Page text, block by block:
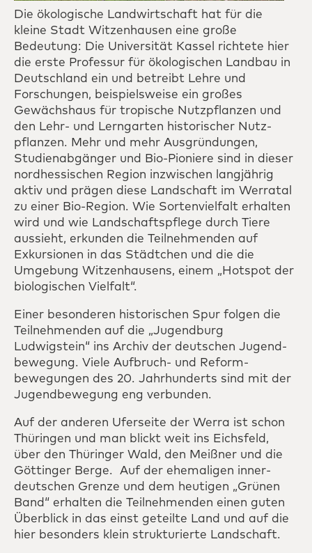
Die ökologische Landwirtschaft hat für die
kleine Stadt Witzen­hausen eine große
Bedeutung: Die Universität Kassel richtete hier
die erste Professur für öko­lo­gischen Land­bau in
Deutsch­land ein und betreibt Lehre und
Forschungen, beispiels­weise ein großes
Gewächs­haus für tropische Nutz­pflanzen und
den Lehr- und Lern­garten historischer Nutz­
pflanzen. Mehr und mehr Aus­gründungen,
Studien­abgänger und Bio-Pioniere sind in dieser
nord­hessischen Region inzwischen langjährig
aktiv und prägen diese Landschaft im Werratal
zu einer Bio-Region. Wie Sorten­vielfalt erhalten
wird und wie Landschafts­pflege durch Tiere
aussieht, erkunden die Teil­nehmenden auf
Exkursionen in das Städtchen und die die
Umgebung Witzenhausens, einem „Hotspot der
biologischen Vielfalt“.
Einer besonderen historischen Spur folgen die
Teilnehmenden auf die „Jugendburg
Ludwigstein“ ins Archiv der deutschen Jugend­
bewegung. Viele Aufbruch- und Reform­
bewegungen des 20. Jahrhunderts sind mit der
Jugend­bewegung eng verbunden.
Auf der anderen Uferseite der Werra ist schon
Thüringen und man blickt weit ins Eichsfeld,
über den Thüringer Wald, den Meißner und die
Göttinger Berge. Auf der ehemaligen inner­
deutschen Grenze und dem heutigen „Grünen
Band“ erhalten die Teil­nehm­enden einen guten
Überblick in das einst geteilte Land und auf die
hier besonders klein strukturierte Landschaft.